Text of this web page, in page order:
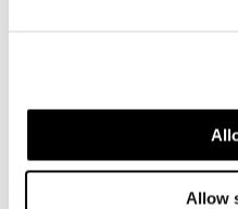
Allow
grazie soprattutto alla spinta
ormai stabilmente il 25%
finanziario hanno un
flessione nel cumulato, -17,9%.
Continua la forte domanda di
quota che nei primi 9
contemporanea si contrae